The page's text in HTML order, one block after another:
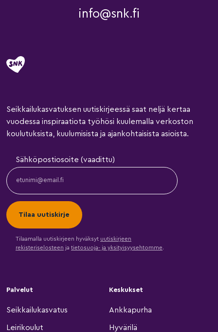
info@snk.fi
Seikkailukasvatuksen uutiskirjeessä saat neljä kertaa
vuodessa inspiraatiota työhösi kuulemalla verkoston
koulutuksista, kuulumisista ja ajankohtaisista asioista.
Sähköpostiosoite (vaadittu)
Tilaamalla uutiskirjeen hyväksyt uutiskirjeen
rekisteriselosteen ja tietosuoja- ja yksityisyysehtomme.
Palvelut
Seikkailukasvatus
Leirikoulut
Keskukset
Ankkapurha
Hyvärilä